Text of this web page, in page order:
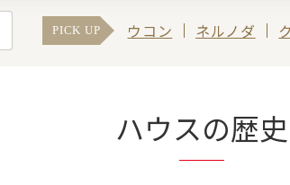
PICK UP ウコン ネルノダ
ハウスの歴史